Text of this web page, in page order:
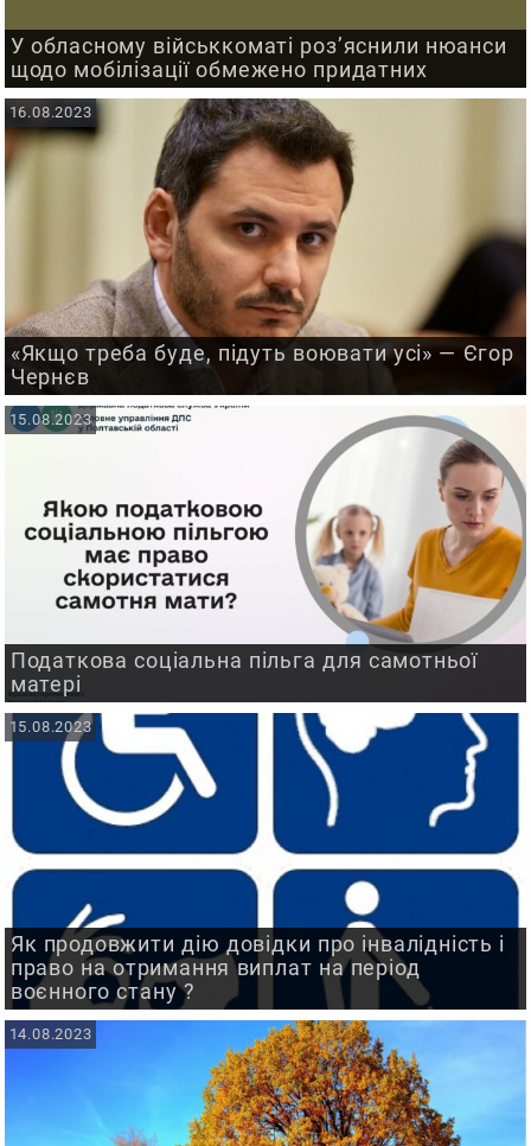
У обласному військкоматі роз’яснили нюанси
щодо мобілізації обмежено придатних
«Якщо треба буде, підуть воювати усі» — Єгор
Чернєв
16.08.2023
Податкова соціальна пільга для самотньої
матері
15.08.2023
Як продовжити дію довідки про інвалідність і
право на отримання виплат на період
воєнного стану ?
15.08.2023
14.08.2023